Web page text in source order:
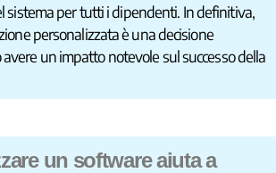
sistema per tutti i dipendenti. In definitiva,
personalizzata è una decisione
un impatto notevole sul successo della
un software aiuta a